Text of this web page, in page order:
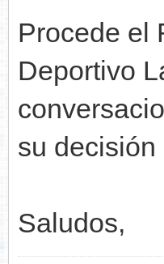
Procede el
Deportivo
su
Saludos,